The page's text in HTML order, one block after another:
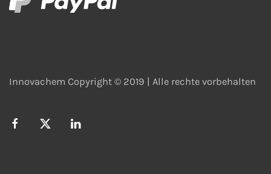
Innovachem Copyright © 2019 | Alle rechte vorbehalten